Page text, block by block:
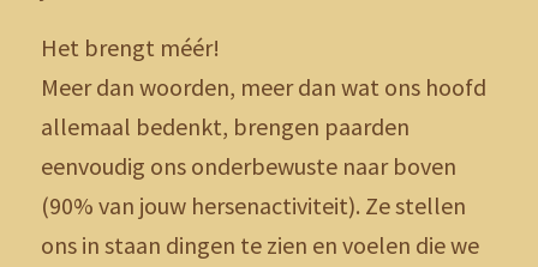
Het brengt méér!
Meer dan woorden, meer dan wat ons hoofd
allemaal bedenkt, brengen paarden
eenvoudig ons onderbewuste naar boven
(90% van jouw hersenactiviteit). Ze stellen
ons in staan dingen te zien en voelen die we